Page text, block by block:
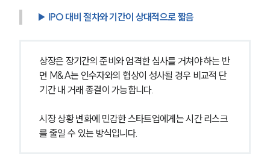
▶ IPO 대비 절차와 기간이 상대적으로 짧음
상장은 장기간의 준비와 엄격한 심사를 거쳐야 하는 반
면 M&A는 인수자와의 협상이 성사될 경우 비교적 단
기간 내 거래 종결이 가능합니다.
시장 상황 변화에 민감한 스타트업에게는 시간 리스크
를 줄일 수 있는 방식입니다.